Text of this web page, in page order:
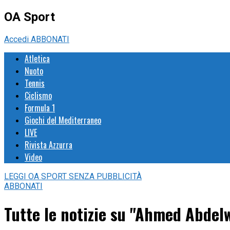
OA Sport
Accedi ABBONATI
Atletica
Nuoto
Tennis
Ciclismo
Formula 1
Giochi del Mediterraneo
LIVE
Rivista Azzurra
Video
LEGGI OA SPORT SENZA PUBBLICITÀ
ABBONATI
Tutte le notizie su "Ahmed